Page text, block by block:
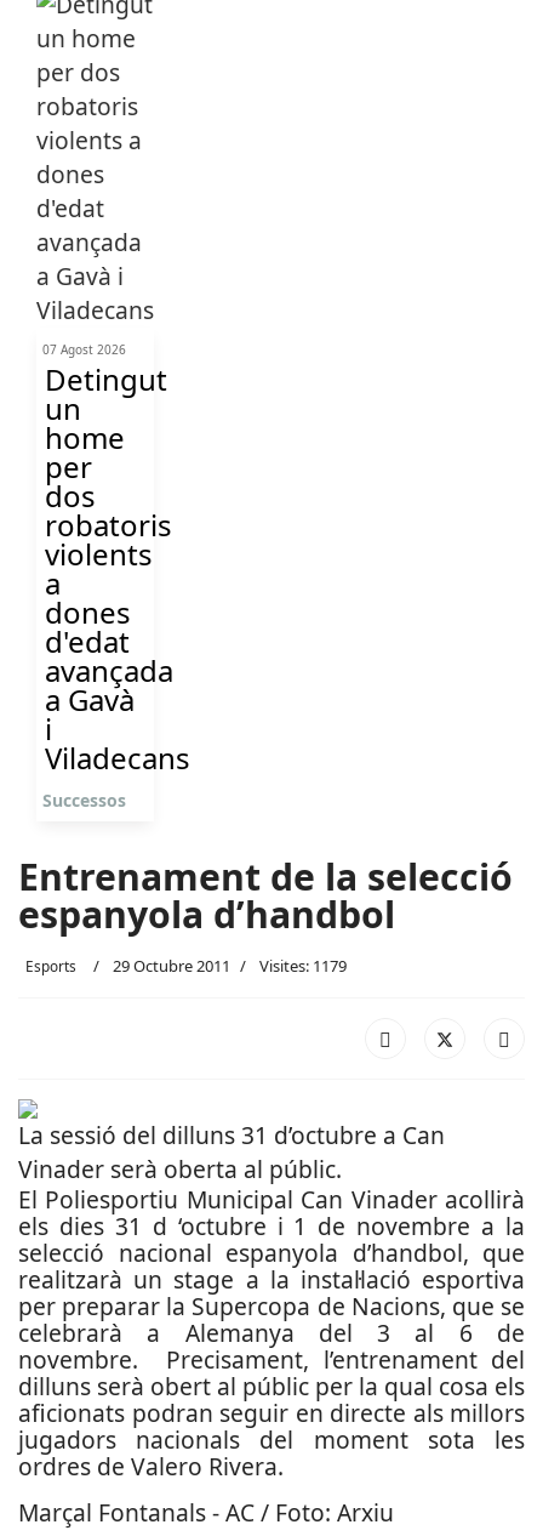
07 Agost 2026
Detingut
un
home
per
dos
robatoris
violents
a
dones
d'edat
avançada
a Gavà
i
Viladecans
Successos
Entrenament de la selecció
espanyola d’handbol
Esports 29 Octubre 2011 Visites: 1179
La sessió del dilluns 31 d’octubre a Can
Vinader serà oberta al públic.
El Poliesportiu Municipal Can Vinader acollirà
els dies 31 d ‘octubre i 1 de novembre a la
selecció nacional espanyola d’handbol, que
realitzarà un stage a la instal·lació esportiva
per preparar la Supercopa de Nacions, que se
celebrarà a Alemanya del 3 al 6 de
novembre. Precisament, l’entrenament del
dilluns serà obert al públic per la qual cosa els
aficionats podran seguir en directe als millors
jugadors nacionals del moment sota les
ordres de Valero Rivera.
Marçal Fontanals - AC / Foto: Arxiu